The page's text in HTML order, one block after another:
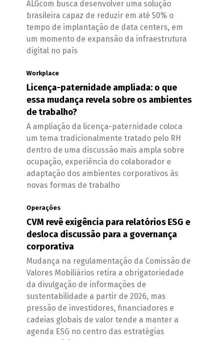
ALGcom busca desenvolver uma solução
brasileira capaz de reduzir em até 50% o
tempo de implantação de data centers, em
um momento de expansão da infraestrutura
digital no país
Workplace
Licença-paternidade ampliada: o que
essa mudança revela sobre os ambientes
de trabalho?
A ampliação da licença-paternidade coloca
um tema tradicionalmente tratado pelo RH
dentro de uma discussão mais ampla sobre
ocupação, experiência do colaborador e
adaptação dos ambientes corporativos às
novas formas de trabalho
Operações
CVM revê exigência para relatórios ESG e
desloca discussão para a governança
corporativa
Mudança na regulamentação da Comissão de
Valores Mobiliários retira a obrigatoriedade
da divulgação de informações de
sustentabilidade a partir de 2026, mas
pressão de investidores, financiadores e
cadeias globais de valor tende a manter a
agenda ESG no centro das estratégias